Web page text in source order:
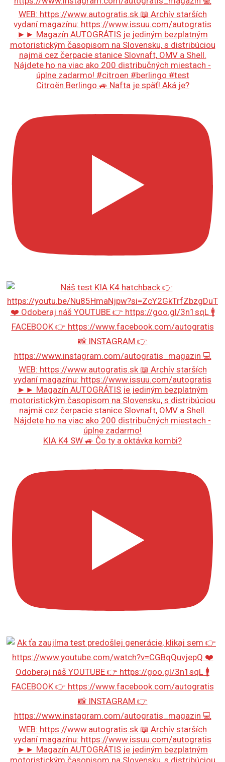
Citroën Berlingo 🚙 Nafta je späť! Aká je?
KIA K4 SW 🚙 Čo ty a oktávka kombi?